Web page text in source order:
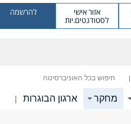
אזור אישי
לסטודנטים.יות
להרשמה
חיפוש בכל האוניברסיטה
מחקר ארגון הבוגרות |